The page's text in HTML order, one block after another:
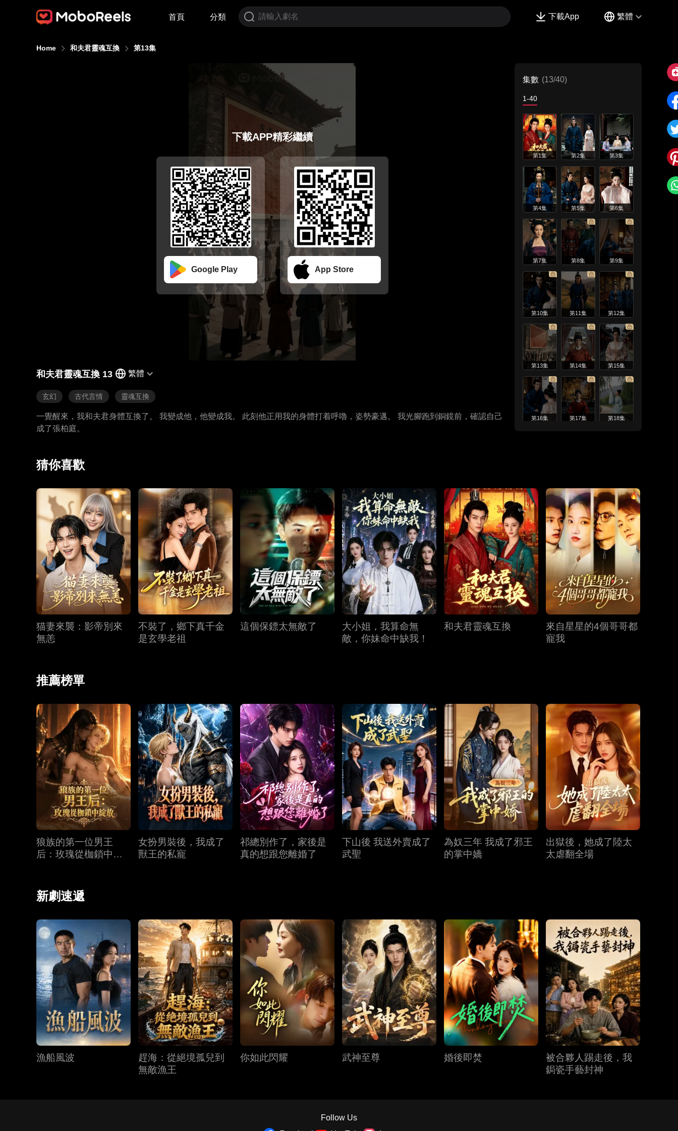
首頁 分類 下載App 繁體
Home 和夫君靈魂互換 第13集
下載APP精彩繼續
Google Play App Store
和夫君靈魂互換 13 繁體
玄幻 古代言情 靈魂互換
一覺醒來，我和夫君身體互換了。 我變成他，他變成我。 此刻他正用我的身體打着呼嚕，姿勢豪邁。 我光腳跑到銅鏡前，確認自己
成了張柏庭。
集數 (13/40)
1-40
第1集 第2集 第3集
第4集 第5集 第6集
第7集 第8集 第9集
第10集 第11集 第12集
第13集 第14集 第15集
第16集 第17集 第18集
第22集 第23集 第24集
第25集 第26集 第27集
第28集 第29集 第30集
第34集 第35集 第36集
第37集 第38集 第39集
第40集
猜你喜歡
猫妻來襲：影帝別來
無恙
不裝了，鄉下真千金
是玄學老祖
這個保鏢太無敵了
大小姐，我算命無
敵，你妹命中缺我！
和夫君靈魂互換
來自星星的4個哥哥都
寵我
推薦榜單
狼族的第一位男王
后：玫瑰從枷鎖中綻
女扮男裝後，我成了
獸王的私寵
祁總別作了，家後是
真的想跟您離婚了
下山後 我送外賣成了
武聖
為奴三年 我成了邪王
的掌中嬌
出獄後，她成了陸太
太虐翻全場
新劇速遞
漁船風波
趕海：從絕境孤兒到
無敵漁王
你如此閃耀 武神至尊 婚後即焚
被合夥人踢走後，我
鋦瓷手藝封神
Follow Us